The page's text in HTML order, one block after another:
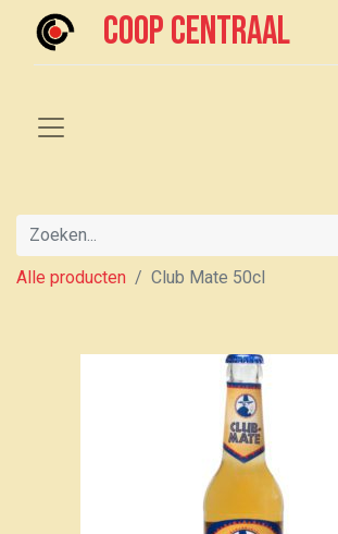
Coop centraal
Alle producten Club Mate 50cl